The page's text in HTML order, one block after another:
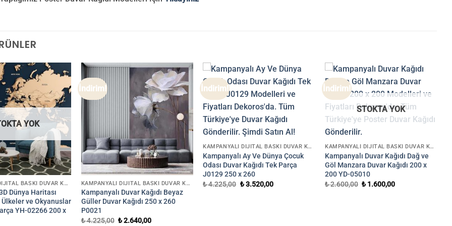
YOK
KAMPANYALI DIJITAL BASKI DUVAR KAĞIDI
Dünya Haritası
Ülkeler ve Okyanuslar
YH-02266 200 x
İndirim!
KAMPANYALI DIJITAL BASKI DUVAR KAĞIDI
Kampanyalı Duvar Kağıdı Beyaz
Güller Duvar Kağıdı 250 x 260
P0021
₺4.225,00 Orijinal
₺2.640,00Şu
İndirim!
KAMPANYALI DIJITAL BASKI DUVAR KAĞIDI
Kampanyalı Ay Ve Dünya Çocuk
Odası Duvar Kağıdı Tek Parça
J0129 250 x 260
₺4.225,00 Orijinal
₺3.520,00Şu
İndirim!
STOKTA YOK
KAMPANYALI DIJITAL BASKI DUVAR KAĞIDI
Kampanyalı Duvar Kağıdı Dağ ve
Göl Manzara Duvar Kağıdı 200 x
200 YD-05010
₺2.600,00 Orijinal
₺ 1.600,00Şu